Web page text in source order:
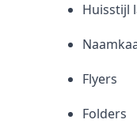
Huisstijl
Flyers
Folders